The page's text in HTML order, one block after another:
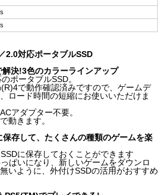
2.0対応ポータブルSSD
決!3色のカラーラインアップ
ポータブルSSD。
で動作確認済みですので、ゲームデ
ロード時間の短縮にお使いいただけま
アダプター不要。
動きます。
存して、たくさんの種類のゲームを楽
に保存しておくことができます
ぱいになり、新しいゲームをダウンロ
いように、外付けSSDの活用がおすすめ